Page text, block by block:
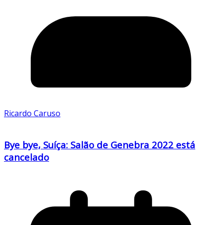
Ricardo Caruso
Bye bye, Suíça: Salão de Genebra 2022 está
cancelado